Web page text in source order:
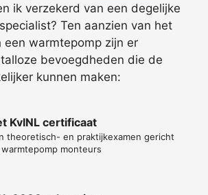
ik verzekerd van een degelijke
Ten aanzien van het
een warmtepomp zijn er
bevoegdheden die de
kunnen maken:
KvINL certificaat
theoretisch- en praktijkexamen gericht
monteurs